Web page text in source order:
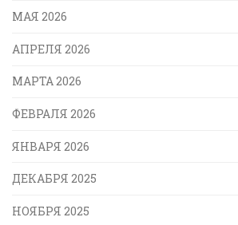
МАЯ 2026
АПРЕЛЯ 2026
МАРТА 2026
ФЕВРАЛЯ 2026
ЯНВАРЯ 2026
ДЕКАБРЯ 2025
НОЯБРЯ 2025